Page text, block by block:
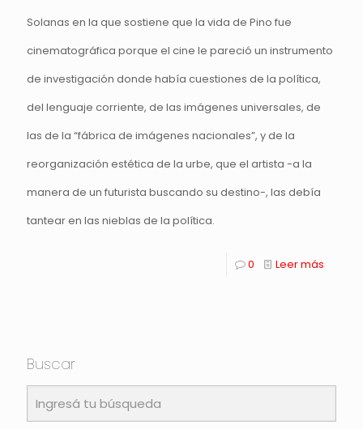
Solanas en la que sostiene que la vida de Pino fue
cinematográfica porque el cine le pareció un instrumento
de investigación donde había cuestiones de la política,
del lenguaje corriente, de las imágenes universales, de
las de la “fábrica de imágenes nacionales”, y de la
reorganización estética de la urbe, que el artista -a la
manera de un futurista buscando su destino-, las debía
tantear en las nieblas de la política.
0 Leer más
Buscar